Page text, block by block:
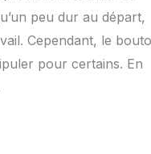
peu dur au départ,
Cependant, le
pour certains. En